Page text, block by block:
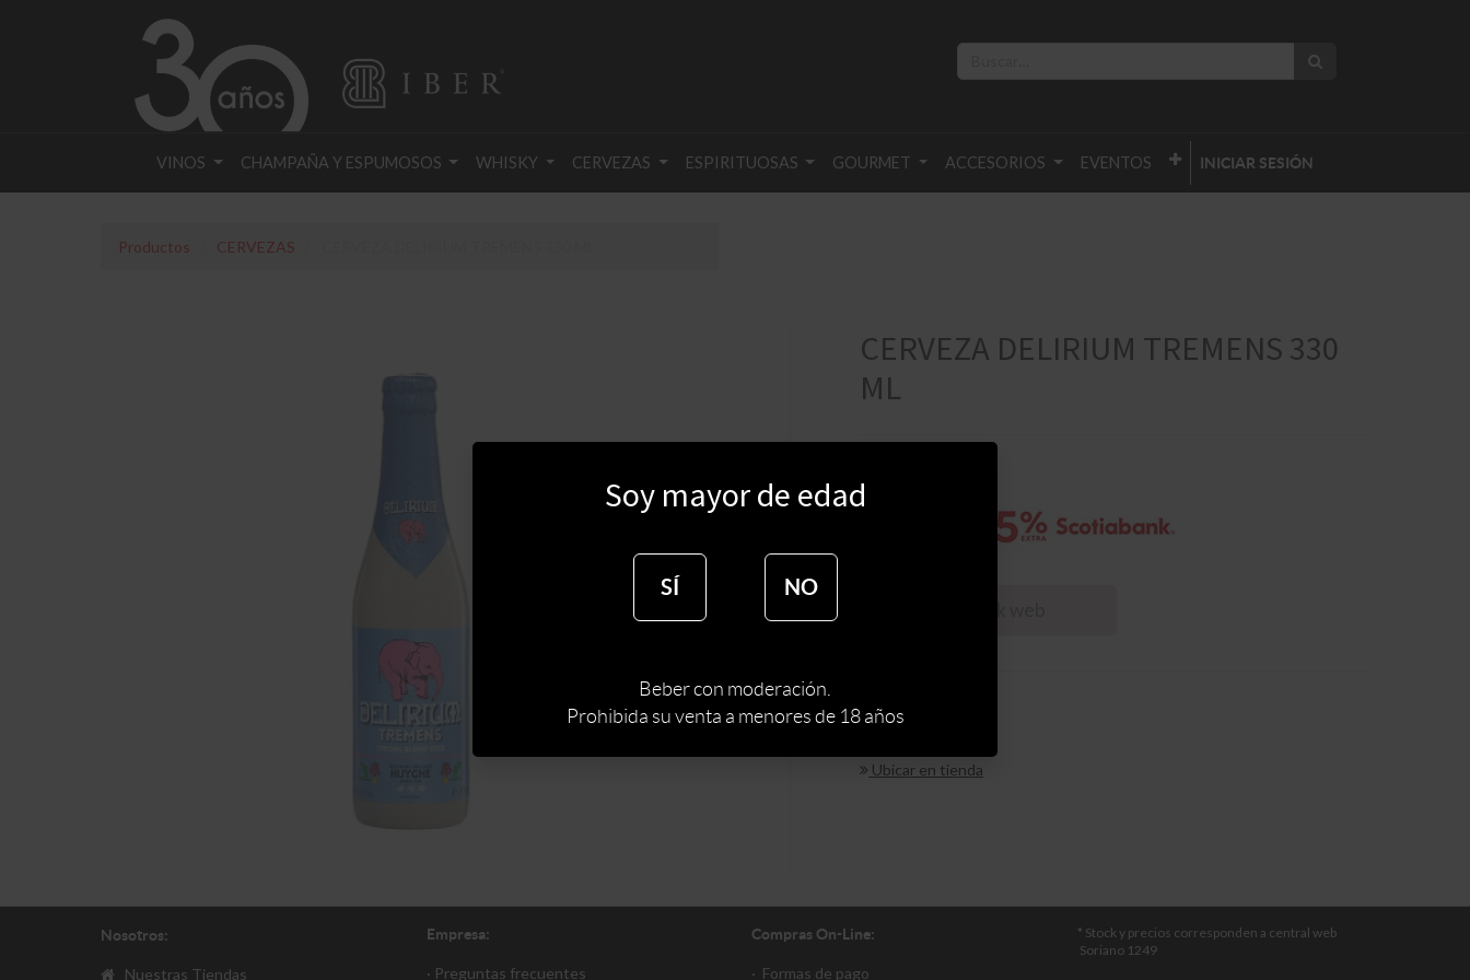
VINOS CHAMPAÑA Y ESPUMOSOS WHISKY CERVEZAS ESPIRITUOSAS GOURMET ACCESORIOS EVENTOS INICIAR SESIÓN
Productos CERVEZAS
CERVEZA DELIRIUM TREMENS 330
ML
Ubicar en tienda
Nosotros:
Nuestras Tiendas
Empresa:
· Preguntas frecuentes
Compras On-Line:
· Formas de pago
* Stock y precios corresponden a central web
Soriano 1249
Soy mayor de edad
SÍ NO
Beber con moderación.
Prohibida su venta a menores de 18 años